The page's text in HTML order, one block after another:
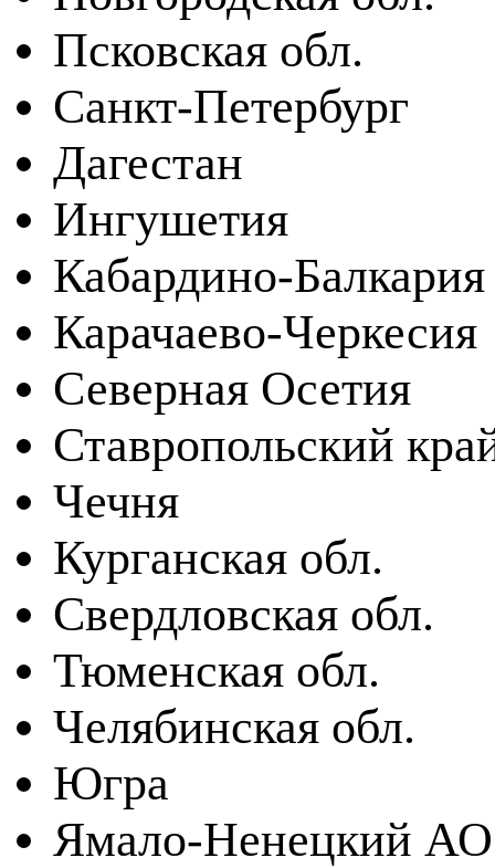
Псковская обл.
Санкт-Петербург
Дагестан
Ингушетия
Кабардино-Балкария
Карачаево-Черкесия
Северная Осетия
Ставропольский
Чечня
Курганская обл.
Свердловская обл.
Тюменская обл.
Челябинская обл.
Югра
Ямало-Ненецкий АО